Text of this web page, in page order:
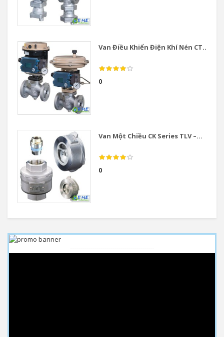
Van Điều Khiển Điện Khí Nén CT...
0
Van Một Chiều CK Series TLV –...
0
------------------------------------------